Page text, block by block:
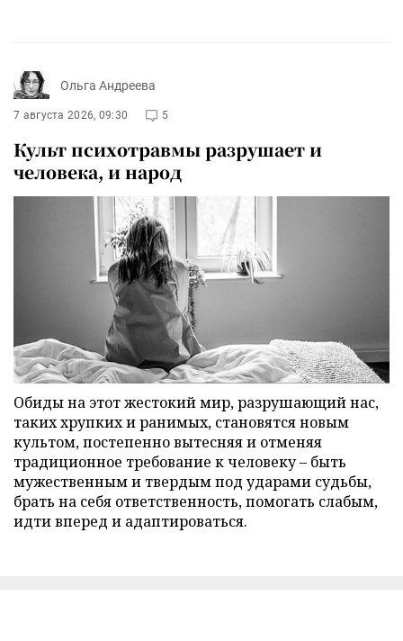
Ольга Андреева
7 августа 2026, 09:30 5
Культ психотравмы разрушает и
человека, и народ
Обиды на этот жестокий мир, разрушающий нас,
таких хрупких и ранимых, становятся новым
культом, постепенно вытесняя и отменяя
традиционное требование к человеку – быть
мужественным и твердым под ударами судьбы,
брать на себя ответственность, помогать слабым,
идти вперед и адаптироваться.